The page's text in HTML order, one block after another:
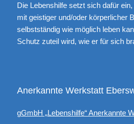
Die Lebenshilfe setzt sich dafür
mit geistiger und/oder körperlicher
selbstständig wie möglich leben
Schutz zuteil wird, wie er für sich
Anerkannte Werkstatt
gGmbH „Lebenshilfe“ Anerkannte